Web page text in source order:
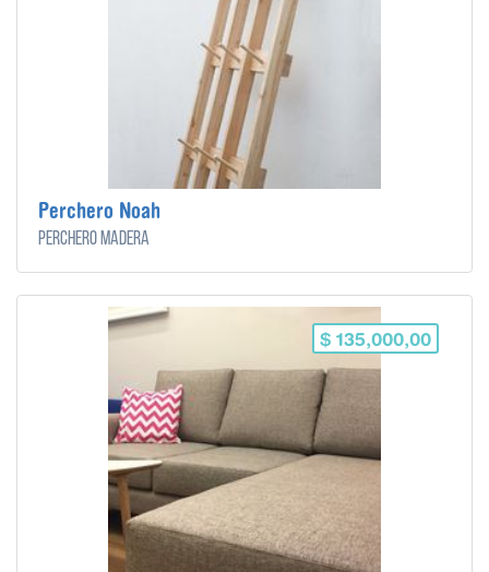
Perchero Noah
Perchero madera
$ 135,000,00